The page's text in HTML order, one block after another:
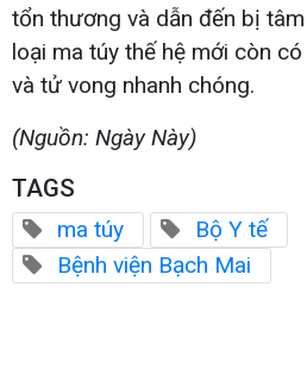
tổn thương và dẫn đến bị
loại ma túy thế hệ mới còn
và tử vong nhanh chóng.
(Nguồn: Ngày Này)
TAGS
ma túy
Bộ Y tế
Bệnh viện Bạch Mai